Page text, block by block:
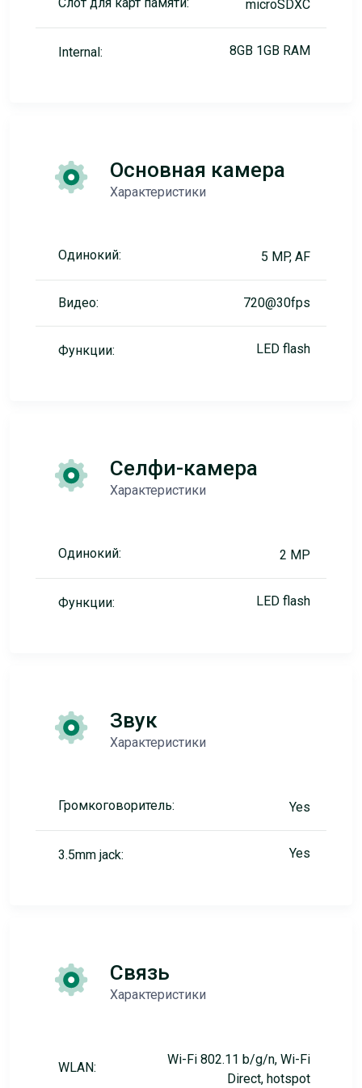
microSDXC
Internal: 8GB 1GB RAM
Основная камера
Характеристики
Одинокий: 5 MP, AF
Видео: 720@30fps
Функции: LED flash
Селфи-камера
Характеристики
Одинокий: 2 MP
Функции: LED flash
Звук
Характеристики
Громкоговоритель: Yes
3.5mm jack: Yes
Связь
Характеристики
WLAN:
Wi-Fi 802.11 b/g/n, Wi-Fi
Direct, hotspot